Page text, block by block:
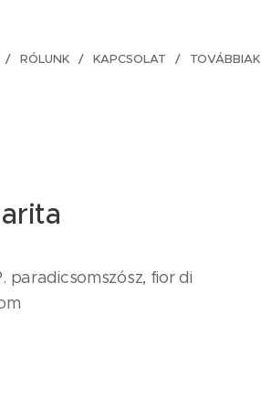
RÓLUNK KAPCSOLAT TOVÁBBIAK
paradicsomszósz, fior di